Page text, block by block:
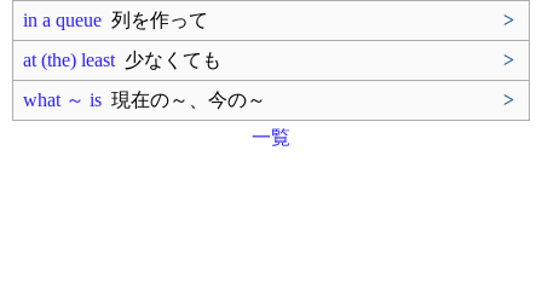
in a queue 列を作って
>
at (the) least 少なくても
>
what ～ is 現在の～、今の～
>
一覧